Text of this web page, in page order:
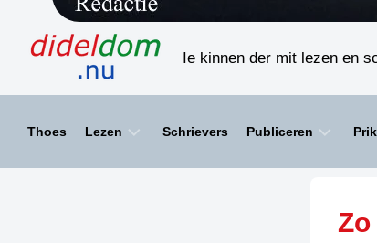
Ie kinnen der mit lezen en
Thoes Lezen
HAIKU’S
Schrievers Publiceren
Zo